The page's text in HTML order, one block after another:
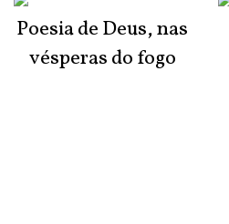
Poesia de Deus, nas
vésperas do fogo